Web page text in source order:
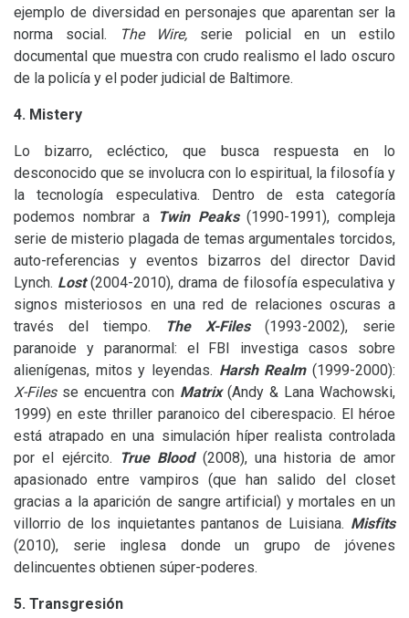
ejemplo de diversidad en personajes que aparentan ser la
norma social.
The Wire,
serie policial en un estilo
documental que muestra con crudo realismo el lado oscuro
de la policía y el poder judicial de Baltimore.
4. Mistery
Lo bizarro, ecléctico, que busca respuesta en lo
desconocido que se involucra con lo espiritual, la filosofía y
la tecnología especulativa. Dentro de esta categoría
podemos nombrar a
Twin Peaks(1990-1991), compleja
serie de misterio plagada de temas argumentales torcidos,
auto-referencias y eventos bizarros del director David
Lynch. Lost (2004-2010), drama de filosofía especulativa y
signos misteriosos en una red de relaciones oscuras a
través del tiempo.
The X-Files(1993-2002), serie
paranoide y paranormal: el FBI investiga casos sobre
alienígenas, mitos y leyendas. Harsh Realm (1999-2000):
X-Files se encuentra con Matrix(Andy & Lana Wachowski,
1999) en este thriller paranoico del ciberespacio. El héroe
está atrapado en una simulación híper realista controlada
por el ejército.
True Blood (2008), una historia de amor
apasionado entre vampiros (que han salido del closet
gracias a la aparición de sangre artificial) y mortales en un
villorrio de los inquietantes pantanos de Luisiana. Misfits
(2010), serie inglesa donde un grupo de jóvenes
delincuentes obtienen súper-poderes.
5. Transgresión